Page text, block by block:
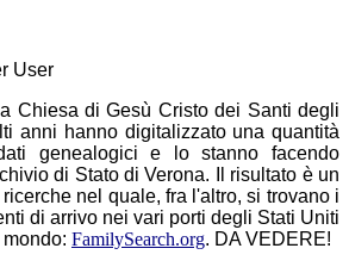
User
Chiesa di Gesù Cristo dei Santi degli
anni hanno digitalizzato una quantità
genealogici e lo stanno facendo
di Stato di Verona. Il risultato è un
nel quale, fra l'altro, si trovano i
di arrivo nei vari porti degli Stati Uniti
FamilySearch.org. DA VEDERE!